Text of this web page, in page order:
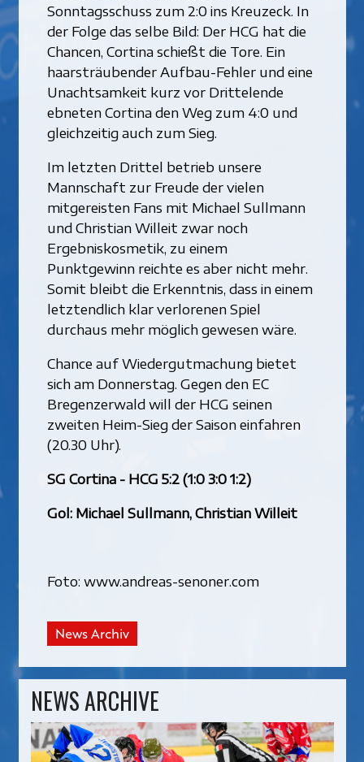
Sonntagsschuss zum 2:0 ins Kreuzeck. In
der Folge das selbe Bild: Der HCG hat die
Chancen, Cortina schießt die Tore. Ein
haarsträubender Aufbau-Fehler und eine
Unachtsamkeit kurz vor Drittelende
ebneten Cortina den Weg zum 4:0 und
gleichzeitig auch zum Sieg.
Im letzten Drittel betrieb unsere
Mannschaft zur Freude der vielen
mitgereisten Fans mit Michael Sullmann
und Christian Willeit zwar noch
Ergebniskosmetik, zu einem
Punktgewinn reichte es aber nicht mehr.
Somit bleibt die Erkenntnis, dass in einem
letztendlich klar verlorenen Spiel
durchaus mehr möglich gewesen wäre.
Chance auf Wiedergutmachung bietet
sich am Donnerstag. Gegen den EC
Bregenzerwald will der HCG seinen
zweiten Heim-Sieg der Saison einfahren
(20.30 Uhr).
SG Cortina - HCG 5:2 (1:0 3:0 1:2)
Gol: Michael Sullmann, Christian Willeit
Foto: www.andreas-senoner.com
News Archiv
NEWS ARCHIVE